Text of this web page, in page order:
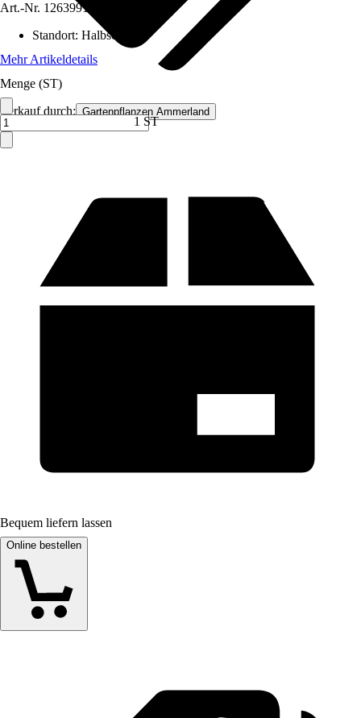
Verkauf durch: Gartenpflanzen Ammerland
Art.-Nr. 12639919
Standort: Halbschatten
Mehr Artikeldetails
Menge (ST)
1 ST
Bequem liefern lassen
Online bestellen